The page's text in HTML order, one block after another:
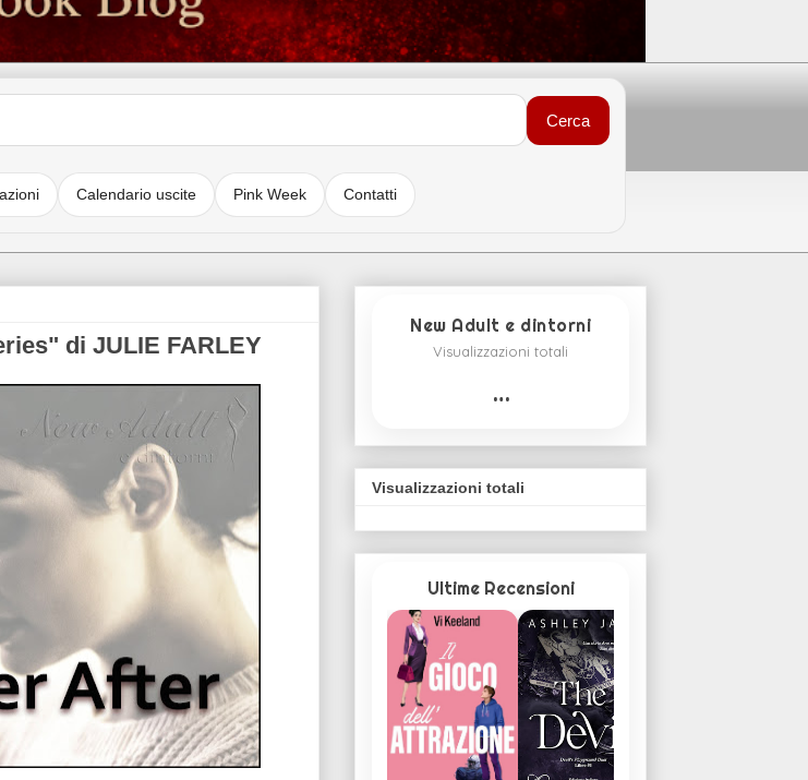
Cerca
Calendario uscite Pink Week Contatti
di JULIE FARLEY
New Adult e dintorni
Visualizzazioni totali
…
Visualizzazioni totali
Ultime Recensioni